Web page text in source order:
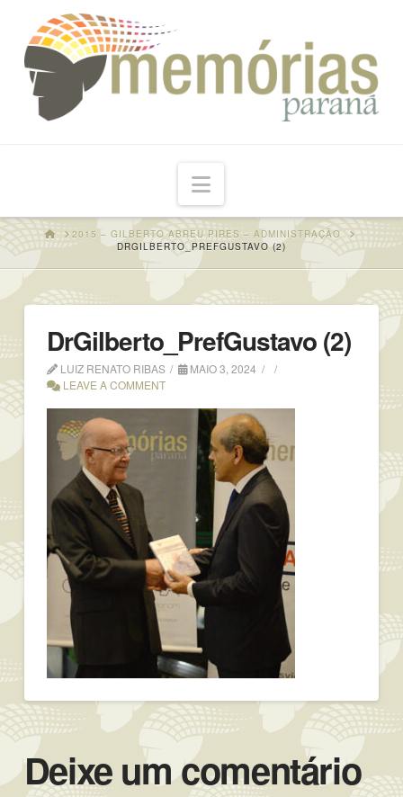
Navigation
HOME2015 – GILBERTO ABREU PIRES – ADMINISTRAÇÃO
DRGILBERTO_PREFGUSTAVO (2)
DrGilberto_PrefGustavo (2)
LUIZ RENATO RIBAS
MAIO 3, 2024
LEAVE A COMMENT
Deixe um comentário